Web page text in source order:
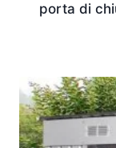
porta di